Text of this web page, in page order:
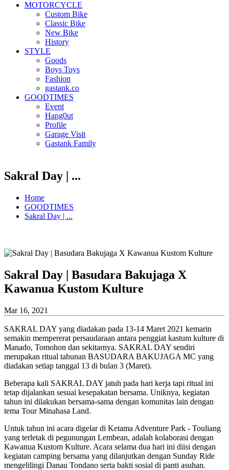
MOTORCYCLE
Custom Bike
Classic Bike
New Bike
History
STYLE
Goods
Boys Toys
Fashion
gastank.co
GOODTIMES
Event
Hang0ut
Profile
Garage Visit
Gastank Family
Sakral Day | ...
Home
GOODTIMES
Sakral Day | ...
Sakral Day | Basudara Bakujaga X
Kawanua Kustom Kulture
Mar 16, 2021
SAKRAL DAY yang diadakan pada 13-14 Maret 2021 kemarin
semakin mempererat persaudaraan antara penggiat kastum kulture di
Manado, Tomohon dan sekitarnya. SAKRAL DAY sendiri
merupakan ritual tahunan BASUDARA BAKUJAGA MC yang
diadakan setiap tanggal 13 di bulan 3 (Maret).
Beberapa kali SAKRAL DAY jatuh pada hari kerja tapi ritual ini
tetap dijalankan sesuai kesepakatan bersama. Uniknya, kegiatan
tahun ini dilakukan bersama-sama dengan komunitas lain dengan
tema Tour Minahasa Land.
Untuk tahun ini acara digelar di Ketama Adventure Park - Touliang
yang terletak di pegunungan Lembean, adalah kolaborasi dengan
Kawanua Kustom Kulture. Acara selama dua hari ini diisi dengan
kegiatan camping bersama yang dilanjutkan dengan Sunday Ride
mengelilingi Danau Tondano serta bakti sosial di panti asuhan.